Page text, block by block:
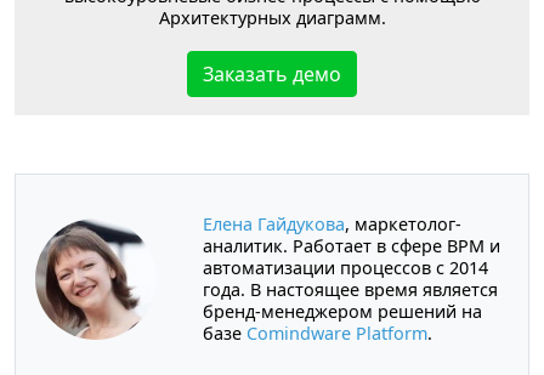
Архитектурных диаграмм.
Заказать демо
Елена Гайдукова, маркетолог-
аналитик. Работает в сфере BPM и
автоматизации процессов с 2014
года. В настоящее время является
бренд-менеджером решений на
базе Comindware Platform.